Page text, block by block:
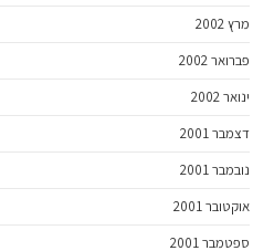
מרץ 2002
פברואר 2002
ינואר 2002
דצמבר 2001
נובמבר 2001
אוקטובר 2001
ספטמבר 2001